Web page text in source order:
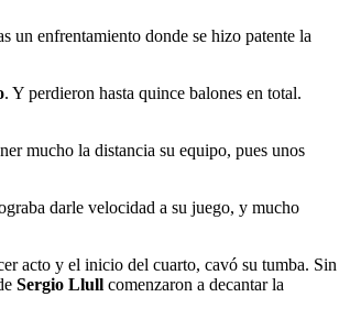
un enfrentamiento donde se hizo patente la
. Y perdieron hasta quince balones en total.
mucho la distancia su equipo, pues unos
darle velocidad a su juego, y mucho
acto y el inicio del cuarto, cavó su tumba. Sin
Sergio Llull comenzaron a decantar la